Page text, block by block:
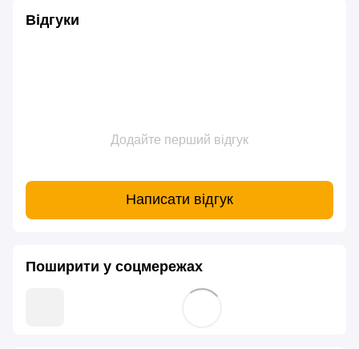
Відгуки
Додайте перший відгук
Написати відгук
Поширити у соцмережах